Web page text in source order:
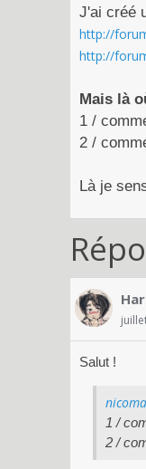
J'ai créé
http://
http://
Mais là
1 /
2 /
Là je
Salut !
1 /
2 /